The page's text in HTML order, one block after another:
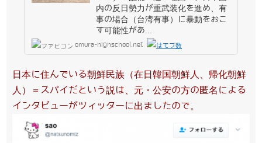
内の反日勢力が重武装化を進め、有
事の場合（台湾有事）に暴動をおこ
す可能性があ...
omura-highschool.net
日本に住んでいる朝鮮民族（在日韓国朝鮮人、帰化朝鮮
人）＝スパイだという説は、元・公安の方の匿名による
インタビューがツィッターに出ましたので。